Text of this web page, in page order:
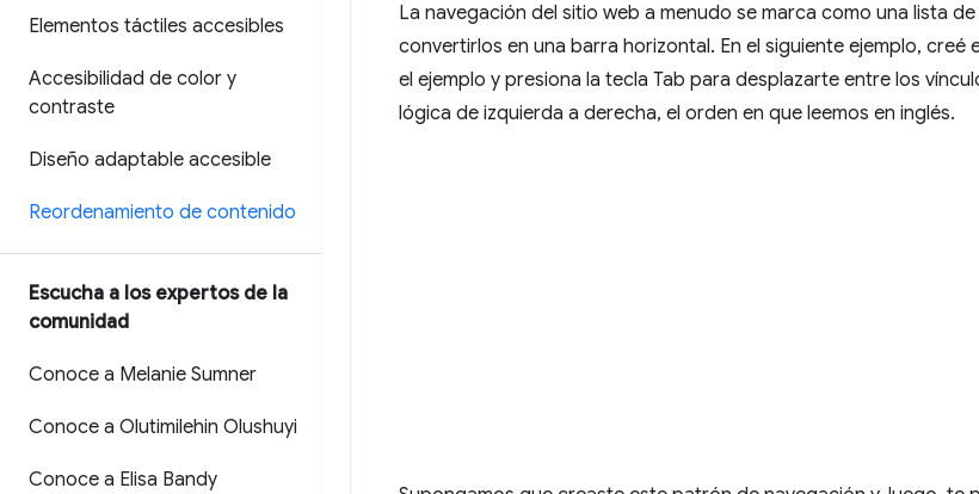
Elementos táctiles accesibles
Accesibilidad de color y
contraste
Diseño adaptable accesible
Reordenamiento de contenido
Escucha a los expertos de la
comunidad
Conoce a Melanie Sumner
Conoce a Olutimilehin Olushuyi
Conoce a Elisa Bandy
La navegación del sitio web a menudo se marca como una lista
convertirlos en una barra horizontal. En el siguiente ejemplo,
el ejemplo y presiona la tecla Tab para desplazarte entre los
lógica de izquierda a derecha, el orden en que leemos en inglés.